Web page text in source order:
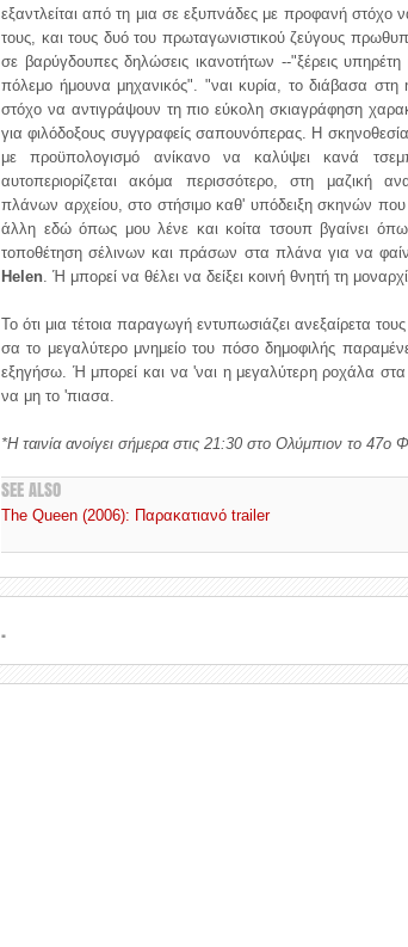
εξαντλείται από τη μια σε εξυπνάδες με προφανή στόχο
τους, και τους δυό του πρωταγωνιστικού ζεύγους
σε βαρύγδουπες δηλώσεις ικανοτήτων --"ξέρεις
πόλεμο ήμουνα μηχανικός". "ναι κυρία, το διάβασα
στόχο να αντιγράψουν τη πιο εύκολη σκιαγράφηση
για φιλόδοξους συγγραφείς σαπουνόπερας. Η
με προϋπολογισμό ανίκανο να καλύψει κανά
αυτοπεριορίζεται ακόμα περισσότερο, στη μαζική
πλάνων αρχείου, στο στήσιμο καθ' υπόδειξη σκηνών
άλλη εδώ όπως μου λένε και κοίτα τσουπ βγαίνει
τοποθέτηση σέλινων και πράσων στα πλάνα για να
Helen. Ή μπορεί να θέλει να δείξει κοινή θνητή τη
Το ότι μια τέτοια παραγωγή εντυπωσιάζει ανεξαίρετα
σα το μεγαλύτερο μνημείο του πόσο δημοφιλής
εξηγήσω. Ή μπορεί και να 'ναι η μεγαλύτερη ροχάλα
να μη το 'πιασα.
*Η ταινία ανοίγει σήμερα στις 21:30 στο Ολύμπιον το 47ο
SEE ALSO
The Queen (2006): Παρακατιανό trailer
.